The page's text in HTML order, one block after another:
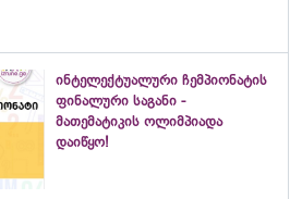
ინტელექტუალური ჩემპიონატის
ფინალური საგანი -
მათემატიკის ოლიმპიადა
დაიწყო!